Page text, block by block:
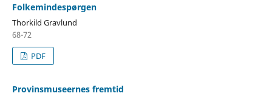
Folkemindespørgen
Thorkild Gravlund
68-72
PDF
Provinsmuseernes fremtid